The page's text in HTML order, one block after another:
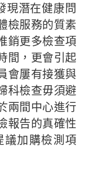
現潛在健康問
檢服務的質素
銷更多檢查項
間，更會引起
會屢有接獲與
科檢查毋須避
兩間中心進行
報告的真確性
議加購檢測項